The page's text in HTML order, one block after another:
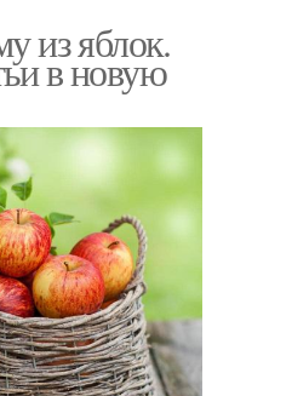
из яблок.
в новую